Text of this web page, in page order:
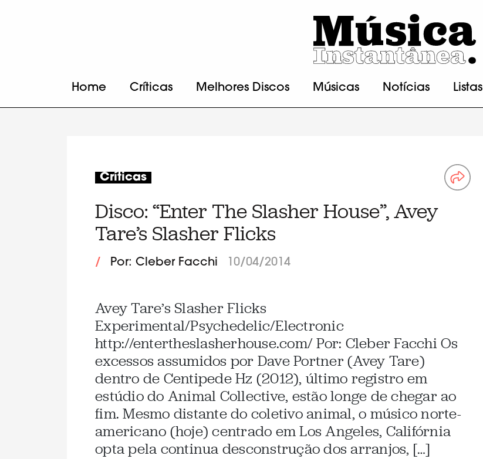
Home Críticas Melhores Discos Músicas Notícias Listas
Críticas
Disco: “Enter The Slasher House”, Avey
Tare’s Slasher Flicks
/ Por: Cleber Facchi 10/04/2014
Avey Tare’s Slasher Flicks
Experimental/Psychedelic/Electronic
http://entertheslasherhouse.com/ Por: Cleber Facchi Os
excessos assumidos por Dave Portner (Avey Tare)
dentro de Centipede Hz (2012), último registro em
estúdio do Animal Collective, estão longe de chegar ao
fim. Mesmo distante do coletivo animal, o músico norte-
americano (hoje) centrado em Los Angeles, Califórnia
opta pela continua desconstrução dos arranjos, […]